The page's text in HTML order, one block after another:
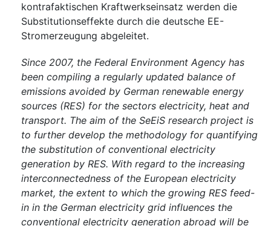
kontrafaktischen Kraftwerkseinsatz werden die
Substitutionseffekte durch die deutsche EE-
Stromerzeugung abgeleitet.
Since 2007, the Federal Environment Agency has
been compiling a regularly updated balance of
emissions avoided by German renewable energy
sources (RES) for the sectors electricity, heat and
transport. The aim of the SeEiS research project is
to further develop the methodology for quantifying
the substitution of conventional electricity
generation by RES. With regard to the increasing
interconnectedness of the European electricity
market, the extent to which the growing RES feed-
in in the German electricity grid influences the
conventional electricity generation abroad will be